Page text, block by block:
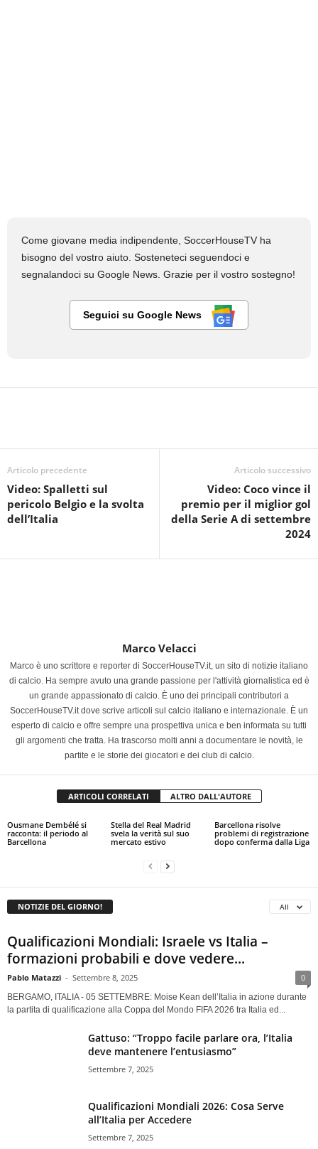
Come giovane media indipendente, SoccerHouseTV ha
bisogno del vostro aiuto. Sosteneteci seguendoci e
segnalandoci su Google News. Grazie per il vostro sostegno!
Seguici su Google News
Articolo precedente
Video: Spalletti sul
pericolo Belgio e la svolta
dell’Italia
Articolo successivo
Video: Coco vince il
premio per il miglior gol
della Serie A di settembre
2024
Marco Velacci
Marco è uno scrittore e reporter di SoccerHouseTV.it, un sito di notizie italiano
di calcio. Ha sempre avuto una grande passione per l'attività giornalistica ed è
un grande appassionato di calcio. È uno dei principali contributori a
SoccerHouseTV.it dove scrive articoli sul calcio italiano e internazionale. È un
esperto di calcio e offre sempre una prospettiva unica e ben informata su tutti
gli argomenti che tratta. Ha trascorso molti anni a documentare le novità, le
partite e le storie dei giocatori e dei club di calcio.
ARTICOLI CORRELATI ALTRO DALL'AUTORE
Ousmane Dembélé si
racconta: il periodo al
Barcellona
Stella del Real Madrid
svela la verità sul suo
mercato estivo
Barcellona risolve
problemi di registrazione
dopo conferma dalla Liga
NOTIZIE DEL GIORNO! All
Qualificazioni Mondiali: Israele vs Italia –
formazioni probabili e dove vedere...
Pablo Matazzi - Settembre 8, 2025 0
BERGAMO, ITALIA - 05 SETTEMBRE: Moise Kean dell’Italia in azione durante
la partita di qualificazione alla Coppa del Mondo FIFA 2026 tra Italia ed...
Gattuso: “Troppo facile parlare ora, l’Italia
deve mantenere l’entusiasmo”
Settembre 7, 2025
Qualificazioni Mondiali 2026: Cosa Serve
all’Italia per Accedere
Settembre 7, 2025